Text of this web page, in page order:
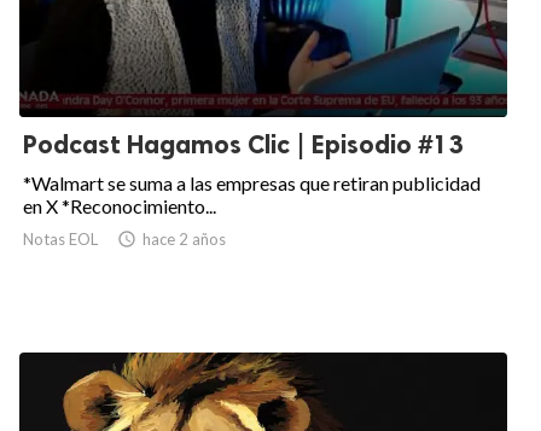
Podcast Hagamos Clic | Episodio #13
*Walmart se suma a las empresas que retiran publicidad
en X *Reconocimiento...
Notas EOL  hace 2 años